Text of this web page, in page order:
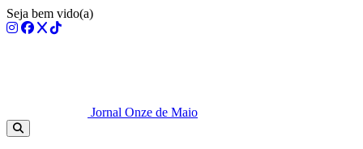
Seja bem vido(a)
Jornal Onze de Maio